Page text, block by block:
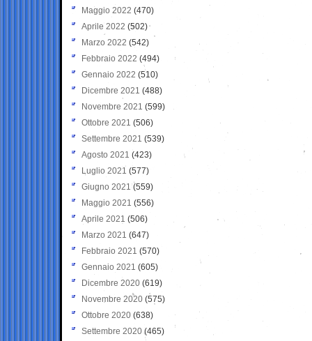
Maggio 2022 (470)
Aprile 2022 (502)
Marzo 2022 (542)
Febbraio 2022 (494)
Gennaio 2022 (510)
Dicembre 2021 (488)
Novembre 2021 (599)
Ottobre 2021 (506)
Settembre 2021 (539)
Agosto 2021 (423)
Luglio 2021 (577)
Giugno 2021(559)
Maggio 2021 (556)
Aprile 2021 (506)
Marzo 2021 (647)
Febbraio 2021 (570)
Gennaio 2021 (605)
Dicembre 2020 (619)
Novembre 2020 (575)
Ottobre 2020 (638)
Settembre 2020(465)